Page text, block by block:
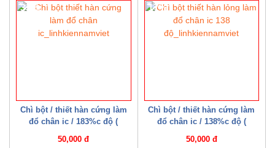
Chì bột / thiết hàn cứng làm
đổ chân ic / 183%c độ (
50,000 đ
33%
Chì bột / thiết hàn cứng làm
đổ chân ic / 138%c độ (
50,000 đ
17%